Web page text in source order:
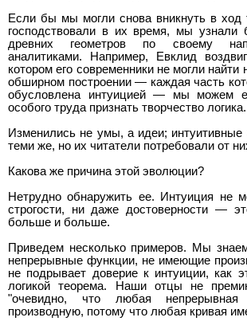
Если бы мы могли снова вникнуть в ход
господствовали в их время, мы узнали
древних геометров по своему
аналитиками. Например, Евклид
котором его современники не могли найти
обширном построении — каждая часть
обусловлена интуицией — мы можем
особого труда признать творчество логика.
Изменились не умы, а идеи;
теми же, но их читатели потребовали от
Какова же причина этой эволюции?
Нетрудно обнаружить ее. Интуиция не
строгости, ни даже достоверности —
больше и больше.
Приведем несколько примеров. Мы
непрерывные функции, не имеющие
не подрывает доверие к интуиции, как
логикой теорема. Наши отцы не
"очевидно, что любая
производную, потому что любая кривая